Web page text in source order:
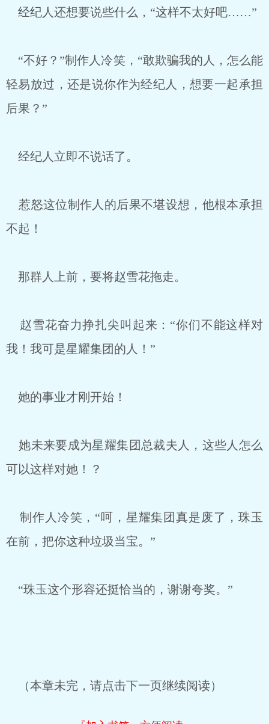
经纪人还想要说些什么，“这样不太好吧……”
“不好？”制作人冷笑，“敢欺骗我的人，怎么能
轻易放过，还是说你作为经纪人，想要一起承担
后果？”
经纪人立即不说话了。
惹怒这位制作人的后果不堪设想，他根本承担
不起！
那群人上前，要将赵雪花拖走。
赵雪花奋力挣扎尖叫起来：“你们不能这样对
我！我可是星耀集团的人！”
她的事业才刚开始！
她未来要成为星耀集团总裁夫人，这些人怎么
可以这样对她！？
制作人冷笑，“呵，星耀集团真是废了，珠玉
在前，把你这种垃圾当宝。”
“珠玉这个形容还挺恰当的，谢谢夸奖。”
（本章未完，请点击下一页继续阅读）